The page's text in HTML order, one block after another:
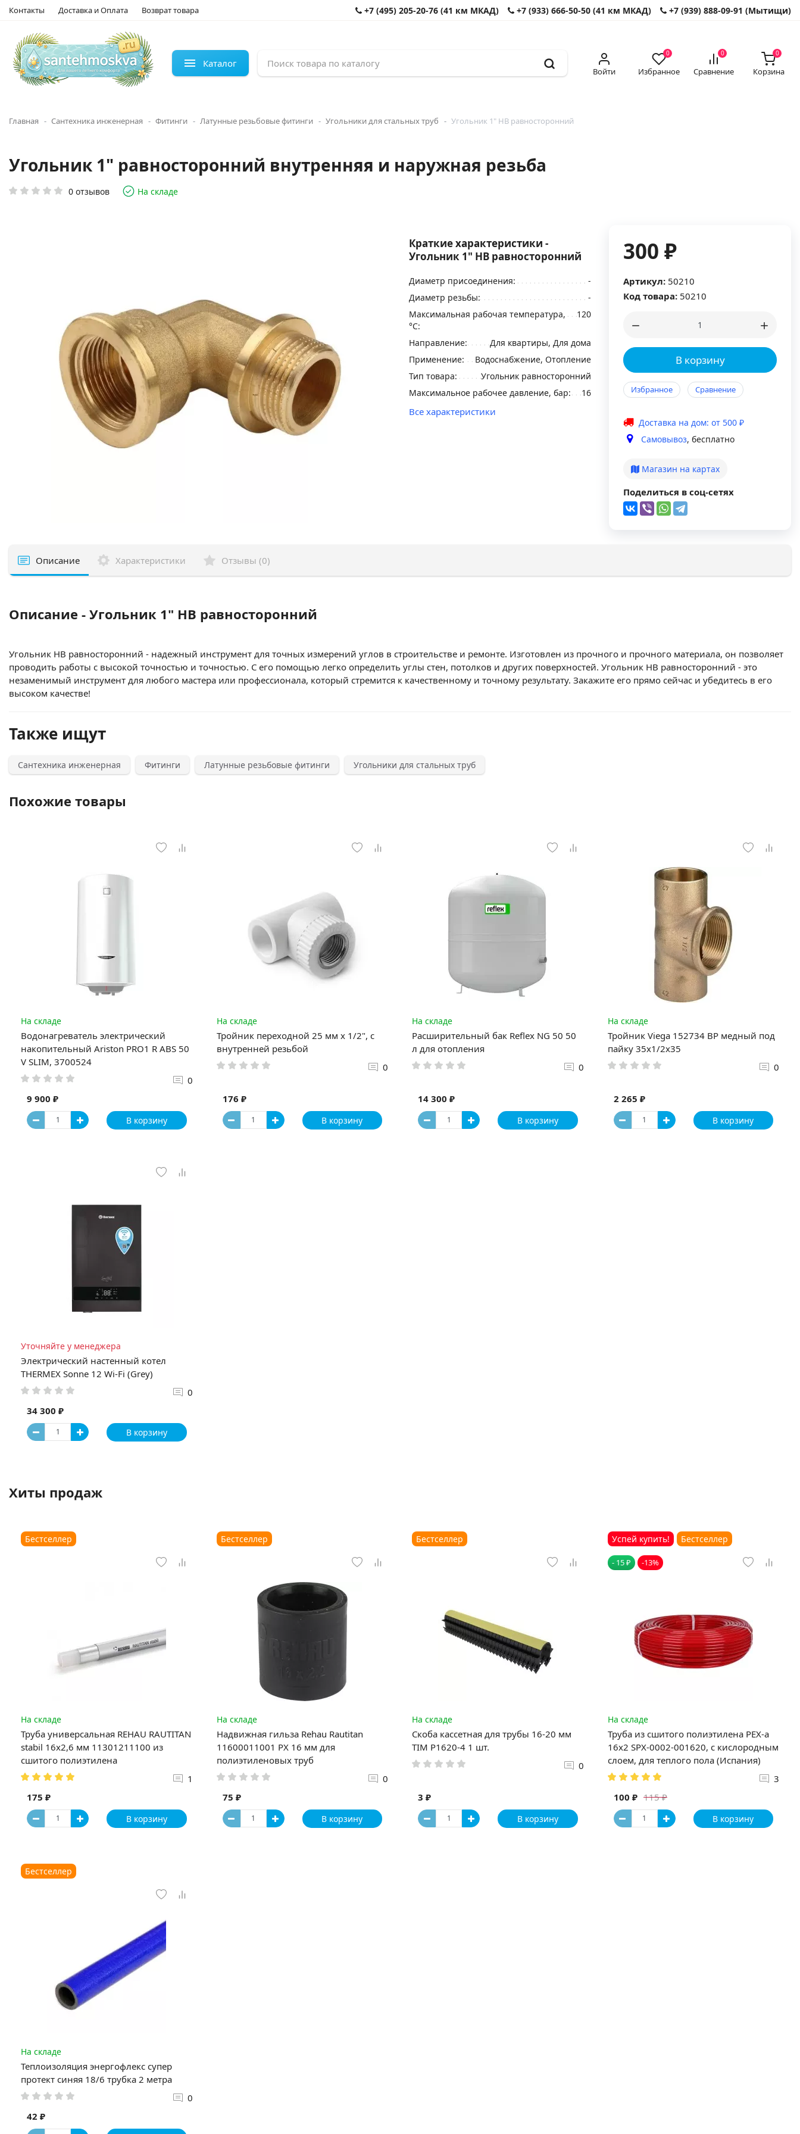
Контакты Доставка и Оплата Возврат товара +7 (495) 205-20-76 (41 км МКАД) +7 (933) 666-50-50 (41 км МКАД) +7 (939) 888-09-91 (Мытищи)
Каталог
Войти
0
Избранное
0
Сравнение
0
Корзина
Главная Сантехника инженерная Фитинги Латунные резьбовые фитинги Угольники для стальных труб Угольник 1" НВ равносторонний
Угольник 1" равносторонний внутренняя и наружная резьба
0 отзывов На складе
300 ₽
Артикул: 50210
Код товара: 50210
В корзину
Избранное Сравнение
Доставка на дом: от 500 ₽
Самовывоз, бесплатно
Магазин на картах
Поделиться в соц-сетях
Краткие характеристики -
Угольник 1" НВ равносторонний
Диаметр присоединения:
-
Диаметр резьбы:
-
Максимальная рабочая температура,
°С:
120
Направление:
Для квартиры, Для дома
Применение:
Водоснабжение, Отопление
Тип товара:
Угольник равносторонний
Максимальное рабочее давление, бар:
16
Все характеристики
Описание Характеристики Отзывы (0)
Описание - Угольник 1" НВ равносторонний
Угольник НВ равносторонний - надежный инструмент для точных измерений углов в строительстве и ремонте. Изготовлен из прочного и прочного материала, он позволяет
проводить работы с высокой точностью и точностью. С его помощью легко определить углы стен, потолков и других поверхностей. Угольник НВ равносторонний - это
незаменимый инструмент для любого мастера или профессионала, который стремится к качественному и точному результату. Закажите его прямо сейчас и убедитесь в его
высоком качестве!
Также ищут
Сантехника инженерная Фитинги Латунные резьбовые фитинги Угольники для стальных труб
Похожие товары
На складе
Водонагреватель электрический
накопительный Ariston PRO1 R ABS 50
V SLIM, 3700524
0
9 900 ₽
В корзину
На складе
Тройник переходной 25 мм x 1/2", с
внутренней резьбой
0
176 ₽
В корзину
На складе
Расширительный бак Reflex NG 50 50
л для отопления
0
14 300 ₽
В корзину
На складе
Тройник Viega 152734 ВР медный под
пайку 35х1/2х35
0
2 265 ₽
В корзину
Уточняйте у менеджера
Электрический настенный котел
THERMEX Sonne 12 Wi-Fi (Grey)
0
34 300 ₽
В корзину
Хиты продаж
Бестселлер
На складе
Труба универсальная REHAU RAUTITAN
stabil 16х2,6 мм 11301211100 из
сшитого полиэтилена
1
175 ₽
В корзину
Бестселлер
На складе
Надвижная гильза Rehau Rautitan
11600011001 PX 16 мм для
полиэтиленовых труб
0
75 ₽
В корзину
Бестселлер
На складе
Скоба кассетная для трубы 16-20 мм
TIM P1620-4 1 шт.
0
3 ₽
В корзину
Успей купить! Бестселлер
- 15 ₽ -13%
На складе
Труба из сшитого полиэтилена PEX-a
16х2 SPX-0002-001620, с кислородным
слоем, для теплого пола (Испания)
3
115 ₽
100 ₽
В корзину
Бестселлер
На складе
Теплоизоляция энергофлекс супер
протект синяя 18/6 трубка 2 метра
0
42 ₽